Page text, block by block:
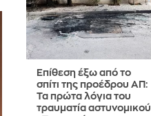
Επίθεση έξω από το
σπίτι της προέδρου ΑΠ:
Τα πρώτα λόγια του
τραυματία αστυνομικού